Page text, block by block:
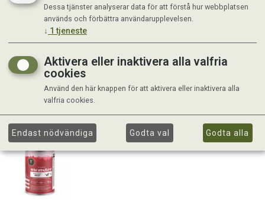
Dessa tjänster analyserar data för att förstå hur webbplatsen
används och förbättra användarupplevelsen.
↓ 1 tjeneste
Aktivera eller inaktivera alla valfria
cookies
Använd den här knappen för att aktivera eller inaktivera alla
valfria cookies.
Endast nödvändiga Godta val Godta alla